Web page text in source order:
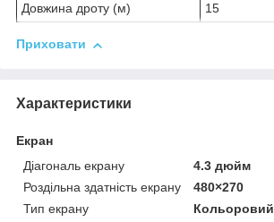
Довжина дроту (м) 15
Приховати
Характеристики
Екран
Діагональ екрану
4.3 дюйм
Роздільна здатність екрану
480×270
Тип екрану
Кольоровий